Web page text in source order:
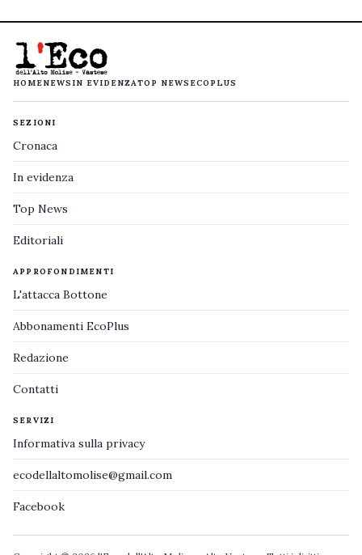
HOMENEWS IN EVIDENZATOP NEWS ECOPLUS
SEZIONI
Cronaca
In evidenza
Top News
Editoriali
APPROFONDIMENTI
L'attacca Bottone
Abbonamenti EcoPlus
Redazione
Contatti
SERVIZI
Informativa sulla privacy
ecodellaltomolise@gmail.com
Facebook